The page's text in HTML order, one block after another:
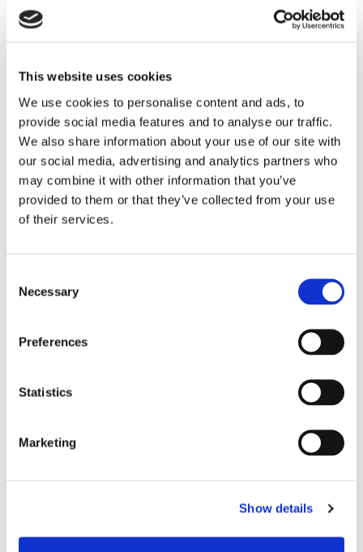
This website uses cookies
We use cookies to personalise content and ads, to
provide social media features and to analyse our traffic.
We also share information about your use of our site with
our social media, advertising and analytics partners who
may combine it with other information that you’ve
provided to them or that they’ve collected from your use
of their services.
Selection
Necessary
Preferences
Statistics
Marketing
Show details
ESL Shipping tar steget mot
egen börsnotering
Finnlines ökar vinsten trots
högt kostnadstryck